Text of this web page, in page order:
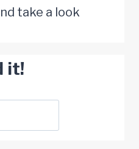
take a look
it!